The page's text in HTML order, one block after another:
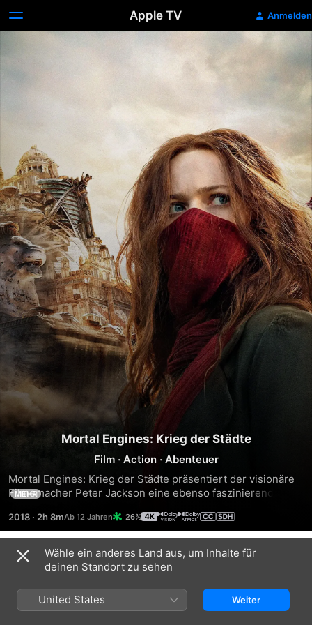
Apple TV Anmelden
Mortal Engines: Krieg der Städte
Film · Action · Abenteuer
Mortal Engines: Krieg der Städte präsentiert der visionäre
Filmemacher Peter Jackson eine ebenso faszinierende wie
Verwüstung unserer Zivilisation ist eine neue Welt
entstanden. Die mysteriöse Hester Shaw führt eine Gruppe
Ausgestoßener an, um London, eine gigantische
Raubtierstadt auf Rädern, daran zu hindern, auf der Suche
verschlingen.
MEHR
2018 · 2h 8m 26%
Trailer
Wähle ein anderes Land aus, um Inhalte für
deinen Standort zu sehen
United States Weiter